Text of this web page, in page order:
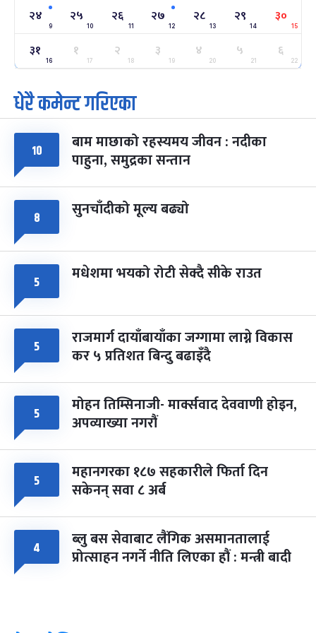
सोम फाल्गुन २४, २०८३- Mar 8, 2027
२५
मंगल
ग्याल्पो ल्होसार
फाल्गुन २५, २०८३ Mar 9, 2027
७ महिना बाँकी
७
आइत
पूर्णिमा व्रत
चैत्र ७, २०८३-Mar 21, 2027
८ फागुपूर्णिमा
चैत्र ८, २०८३-Mar 22, 2027
७ महिना बाँकी
२४
9
२५
10
२६
11
२७
12
२८
13
२९
14
३०
15
३१
16
१
17
२
18
३
19
४
20
५
21
६
22
धेरै कमेन्ट गरिएका
१० बाम माछाको रहस्यमय जीवन : नदीका
पाहुना, समुद्रका सन्तान
८ सुनचाँदीको मूल्य बढ्यो
५ मधेशमा भयको रोटी सेक्दै सीके राउत
५ राजमार्ग दायाँबायाँका जग्गामा लाग्ने विकास
कर ५ प्रतिशत बिन्दु बढाइँदै
५ मोहन तिम्सिनाजी- मार्क्सवाद देववाणी होइन,
अपव्याख्या नगरौं
५ महानगरका १८७ सहकारीले फिर्ता दिन
सकेनन् सवा ८ अर्ब
४ ब्लु बस सेवाबाट लैंगिक असमानतालाई
प्रोत्साहन नगर्ने नीति लिएका हौं : मन्त्री बादी